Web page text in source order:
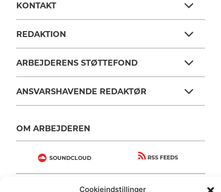
Cookieindstillinger
KONTAKT
REDAKTION
ARBEJDERENS STØTTEFOND
ANSVARSHAVENDE REDAKTØR
OM ARBEJDEREN
SOUNDCLOUD RSS FEEDS